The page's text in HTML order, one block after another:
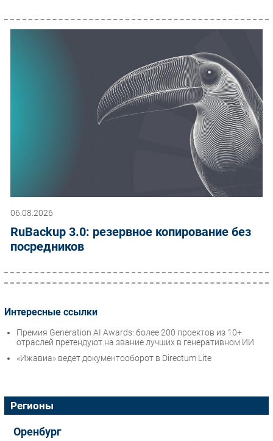
06.08.2026
RuBackup 3.0: резервное копирование без
посредников
Интересные ссылки
Премия Generation AI Awards: более 200 проектов из 10+
отраслей претендуют на звание лучших в генеративном ИИ
«Ижавиа» ведет документооборот в Directum Lite
Регионы
Оренбург